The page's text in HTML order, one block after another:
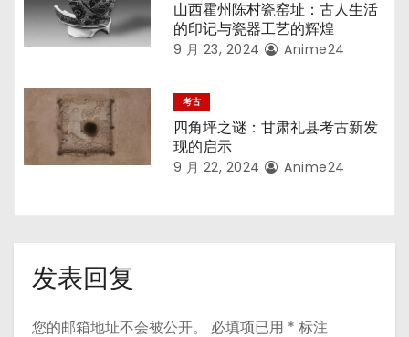
山西霍州陈村瓷窑址：古人生活
的印记与瓷器工艺的辉煌
9 月 23, 2024 Anime24
考古
四角坪之谜：甘肃礼县考古新发
现的启示
9 月 22, 2024 Anime24
发表回复
您的邮箱地址不会被公开。 必填项已用 * 标注